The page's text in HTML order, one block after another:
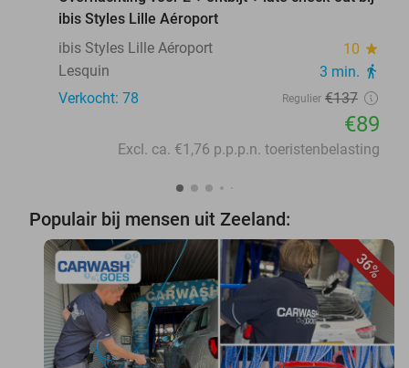
ibis Styles Lille Aéroport
ibis Styles Lille Aéroport
10 star
Lesquin 3 min. directions_walk
Verkocht: 78 Regulier €137
€89
Excl. ca. €1,76 p.p.p.n. toeristenbelasting
Populair bij mensen uit Zeeland:
36%